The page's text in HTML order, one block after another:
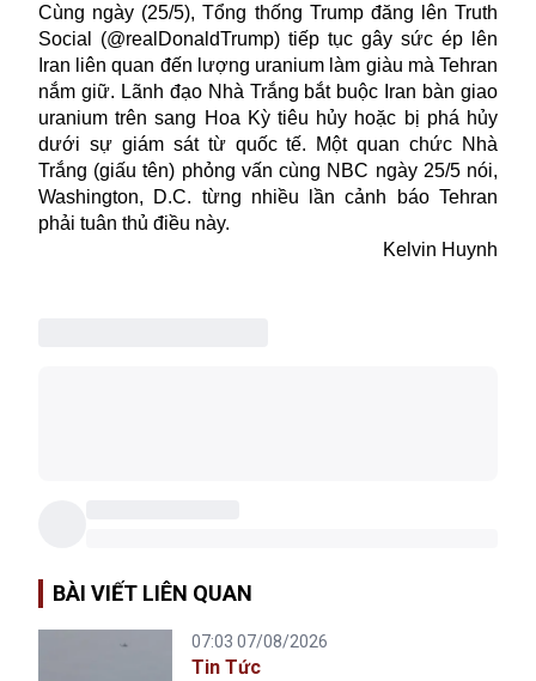
Cùng ngày (25/5), Tổng thống Trump đăng lên Truth
Social (@realDonaldTrump) tiếp tục gây sức ép lên
Iran liên quan đến lượng uranium làm giàu mà Tehran
nắm giữ. Lãnh đạo Nhà Trắng bắt buộc Iran bàn giao
uranium trên sang Hoa Kỳ tiêu hủy hoặc bị phá hủy
dưới sự giám sát từ quốc tế. Một quan chức Nhà
Trắng (giấu tên) phỏng vấn cùng NBC ngày 25/5 nói,
Washington, D.C. từng nhiều lần cảnh báo Tehran
phải tuân thủ điều này.
Kelvin Huynh
BÀI VIẾT LIÊN QUAN
07:03 07/08/2026
Tin Tức